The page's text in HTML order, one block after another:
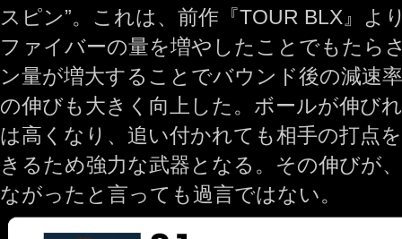
スピン”。これは、前作『TOUR BLX』よ
ファイバーの量を増やしたことでもたら
ン量が増大することでバウンド後の減速
の伸びも大きく向上した。ボールが伸び
は高くなり、追い付かれても相手の打点
きるため強力な武器となる。その伸びが
ながったと言っても過言ではない。